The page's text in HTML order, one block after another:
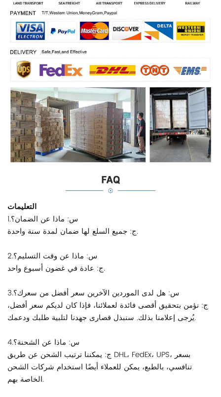
التعليمات
1.س: ماذا عن الضمان؟
ج: جميع السلع لها ضمان لمدة سنة واحدة.
2.س: ماذا عن وقت التسليم؟
ج: عادة في غضون أسبوع واحد.
3.س: هل لدى الموردين الآخرين سعر أفضل من سعرك؟
ج: نؤمن بتحقيق أقصى فائدة لعملائنا، فإذا كان لديكم سعر أفضل،
يُرجى إعلامنا بذلك. سنبذل قصارى جهدنا لتلبية طلبك ودعمك.
4.س: ماذا عن الشحنة؟
ج: يمكننا ترتيب الشحن عن طريق DHL، FedEx، UPS، بسعر
تنافسي، بالطبع، يمكن للعملاء أيضًا استخدام شركات الشحن
الخاصة بهم.